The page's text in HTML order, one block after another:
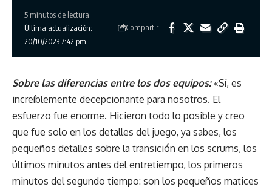
Última actualización:
20/10/2023 7:42 pm
5 minutos de lectura
Compartir
Sobre las diferencias entre los dos equipos: «Sí, es
increíblemente decepcionante para nosotros. El
esfuerzo fue enorme. Hicieron todo lo posible y creo
que fue solo en los detalles del juego, ya sabes, los
pequeños detalles sobre la transición en los scrums, los
últimos minutos antes del entretiempo, los primeros
minutos del segundo tiempo: son los pequeños matices